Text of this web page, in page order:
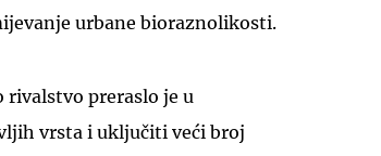
urbane bioraznolikosti.
preraslo je u
vrsta i uključiti veći broj